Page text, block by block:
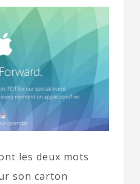
les deux mots
son carton